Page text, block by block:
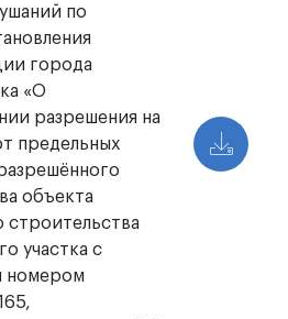
по
города
«О
разрешения на
предельных
объекта
строительства
участка с
номером